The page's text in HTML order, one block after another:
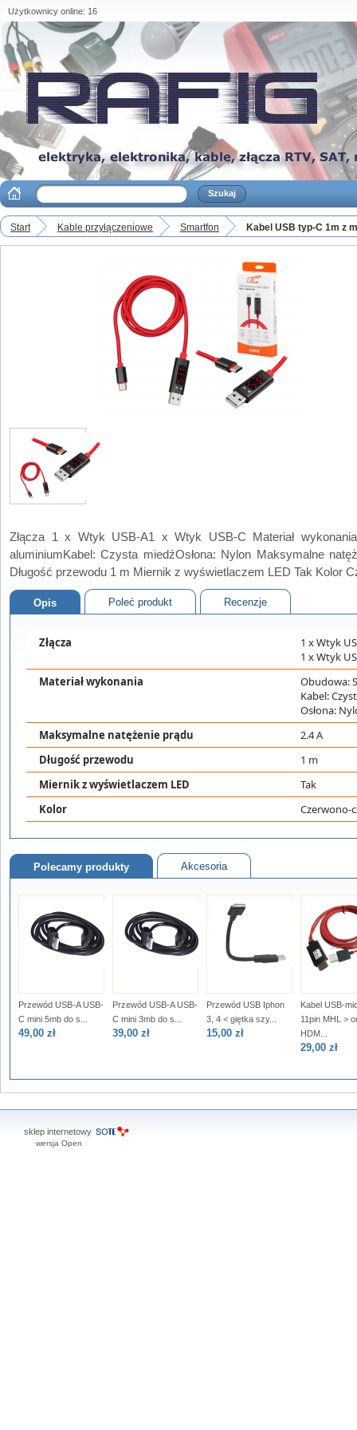
Użytkownicy online: 16
Start Kable przyłączeniowe Smartfon Kabel USB typ-C 1m z
Złącza 1 x Wtyk USB-A1 x Wtyk USB-C Materiał
aluminiumKabel: Czysta miedźOsłona: Nylon Maksymalne
Długość przewodu 1 m Miernik z wyświetlaczem LED Tak Kolor
Opis Poleć produkt Recenzje
Złącza
1 x Wtyk
1 x Wtyk
Materiał wykonania
Obudowa:
Kabel:
Osłona:
Maksymalne natężenie prądu
2.4 A
Długość przewodu
1 m
Miernik z wyświetlaczem LED
Tak
Kolor
Czerwono-
Polecamy produkty Akcesoria
Przewód USB-A USB-
C mini 5mb do s...
49,00 zł
Przewód USB-A USB-
C mini 3mb do s...
39,00 zł
Przewód USB Iphon
3, 4 < giętka szy...
15,00 zł
Kabel USB-
11pin MHL >
HDM...
29,00 zł
sklep internetowy
wersja Open